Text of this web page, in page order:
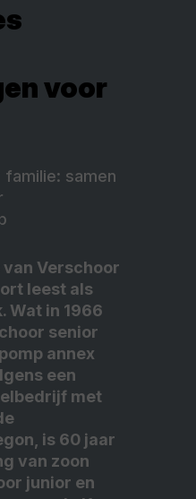
voor
familie: samen
Verschoor
leest als
Wat in 1966
senior
annex
een
met
is 60 jaar
van zoon
junior en